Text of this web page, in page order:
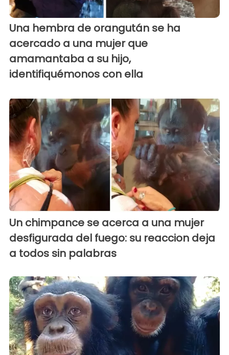
Una hembra de orangután se ha
acercado a una mujer que
amamantaba a su hijo,
identifiquémonos con ella
Un chimpance se acerca a una mujer
desfigurada del fuego: su reaccion deja
a todos sin palabras